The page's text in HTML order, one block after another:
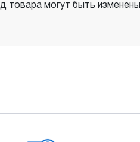
товара могут быть изменены